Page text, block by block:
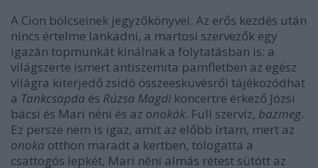
A Cion bölcseinek jegyzőkönyvei. Az erős kezdés után
nincs értelme lankadni, a martosi szervezők egy
igazán topmunkát kínálnak a folytatásban is: a
világszerte ismert antiszemita pamfletben az egész
világra kiterjedő zsidó összeesküvésről tájékozódhat
a Tankcsapda és Rúzsa Magdi koncertre érkező Józsi
bácsi és Mari néni és az onokák. Full szervíz, bazmeg.
Ez persze nem is igaz, amit az előbb írtam, mert az
onoka otthon maradt a kertben, tologatta a
csattogós lepkét, Mari néni almás rétest sütött az